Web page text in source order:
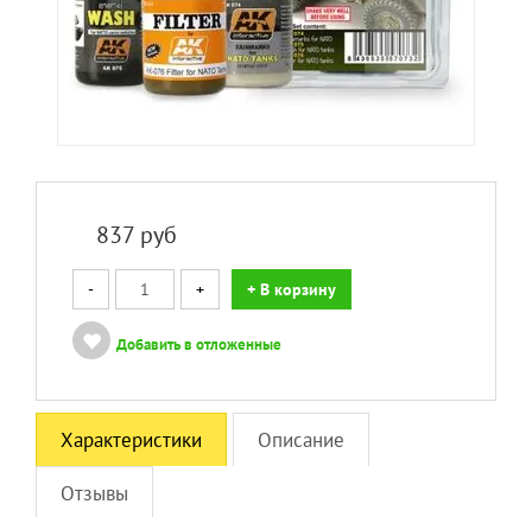
837 руб
- + + В корзину
Добавить в отложенные
Характеристики Описание
Отзывы